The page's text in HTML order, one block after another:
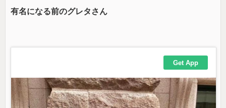
有名になる前のグレタさん